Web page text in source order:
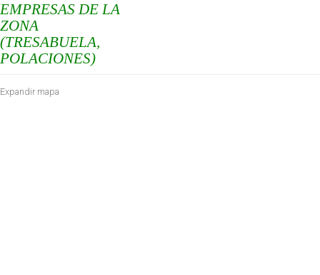
EMPRESAS DE LA
ZONA
(TRESABUELA,
POLACIONES)
Expandir mapa